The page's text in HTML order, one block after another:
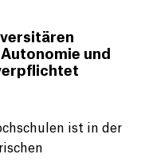
und
ist in der